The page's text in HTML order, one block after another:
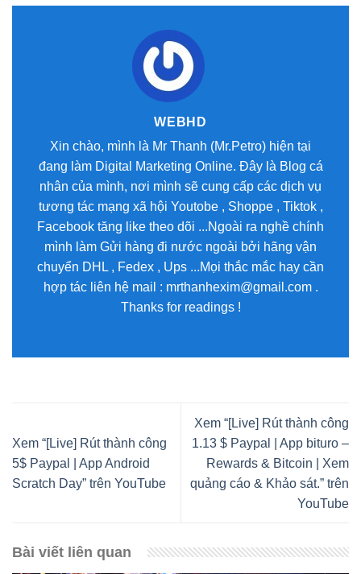
WEBHD
Xin chào, mình là Mr Thanh (Mr.Petro) hiện tại
đang làm Digital Marketing Online. Đây là Blog cá
nhân của mình, nơi mình sẽ cung cấp các dịch vụ
tương tác mạng xã hội Youtobe , Shoppe , Tiktok ,
Facebook tăng like theo dõi ...Ngoài ra nghề chính
mình làm Gửi hàng đi nước ngoài bởi hãng vận
chuyển DHL , Fedex , Ups ...Mọi thắc mắc hay cần
hợp tác liên hệ mail : mrthanhexim@gmail.com .
Thanks for readings !
Xem “[Live] Rút thành công
5$ Paypal | App Android
Scratch Day” trên YouTube
Xem “[Live] Rút thành công
1.13 $ Paypal | App bituro –
Rewards & Bitcoin | Xem
quảng cáo & Khảo sát.” trên
YouTube
Bài viết liên quan